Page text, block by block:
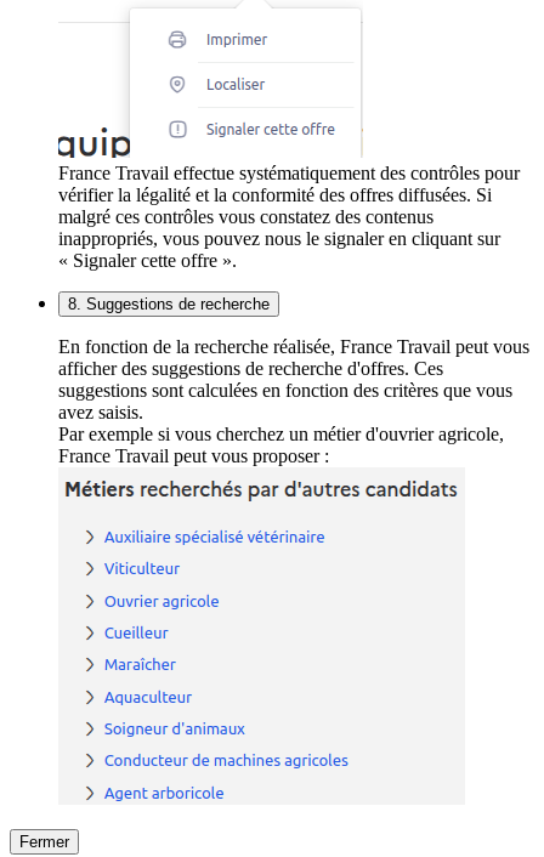
France Travail effectue systématiquement des contrôles pour
vérifier la légalité et la conformité des offres diffusées. Si
malgré ces contrôles vous constatez des contenus
inappropriés, vous pouvez nous le signaler en cliquant sur
« Signaler cette offre ».
8. Suggestions de recherche
En fonction de la recherche réalisée, France Travail peut vous
afficher des suggestions de recherche d'offres. Ces
suggestions sont calculées en fonction des critères que vous
avez saisis.
Par exemple si vous cherchez un métier d'ouvrier agricole,
France Travail peut vous proposer :
Fermer